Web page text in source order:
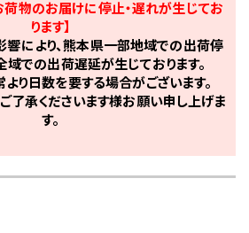
荷物のお届けに停止・遅れが生じてお
ります】
により、熊本県一部地域での出荷停
域での出荷遅延が生じております。
り日数を要する場合がございます。
了承くださいます様お願い申し上げま
す。